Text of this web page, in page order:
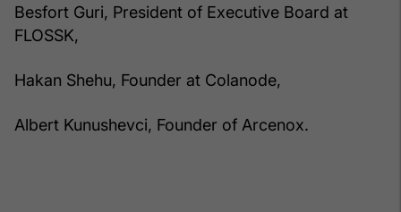
Besfort Guri, President of Executive Board at
FLOSSK,
Hakan Shehu, Founder at Colanode,
Albert Kunushevci, Founder of Arcenox.